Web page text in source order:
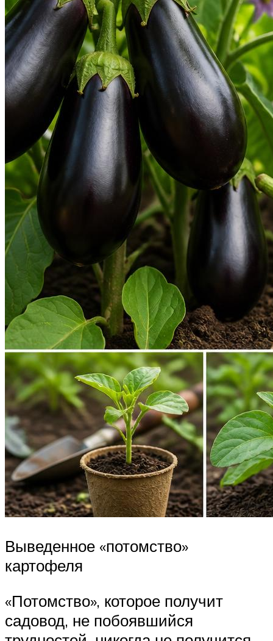
Выведенное «потомство»
картофеля
«Потомство», которое получит
садовод, не побоявшийся